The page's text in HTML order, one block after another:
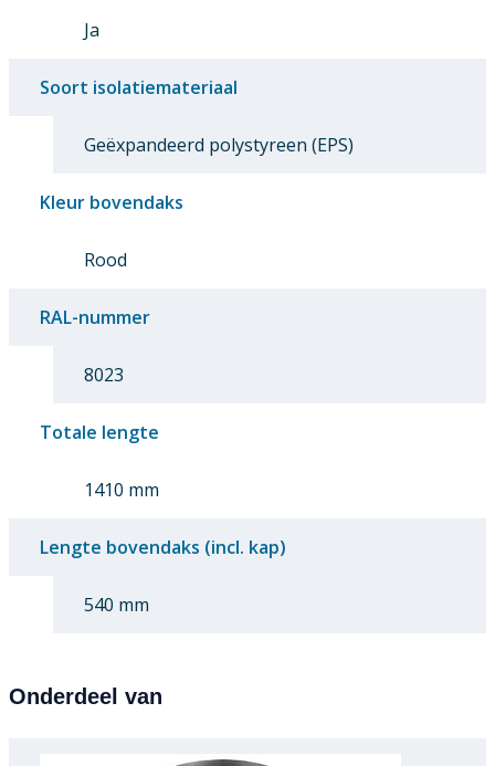
Ja
Soort isolatiemateriaal
Geëxpandeerd polystyreen (EPS)
Kleur bovendaks
Rood
RAL-nummer
8023
Totale lengte
1410 mm
Lengte bovendaks (incl. kap)
540 mm
Onderdeel van